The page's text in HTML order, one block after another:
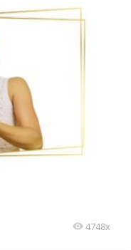
4748x